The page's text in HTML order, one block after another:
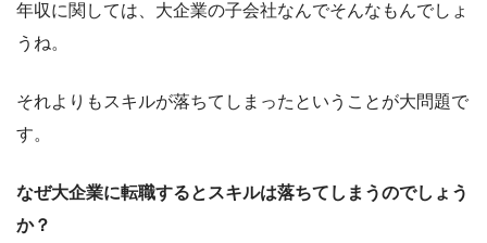
年収に関しては、大企業の子会社なんでそんなもんでしょ
うね。
それよりもスキルが落ちてしまったということが大問題で
す。
なぜ大企業に転職するとスキルは落ちてしまうのでしょう
か？